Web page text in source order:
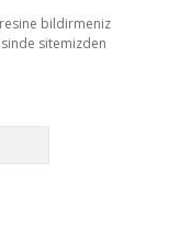
bildirmeniz
sitemizden